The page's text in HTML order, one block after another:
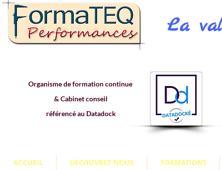
Organisme de formation continue
& Cabinet conseil
référencé au Datadock
La
ACCUEIL DÉCOUVREZ-NOUS FORMATIONS